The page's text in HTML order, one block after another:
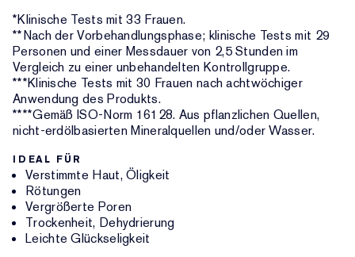
*Klinische Tests mit 33 Frauen.
**Nach der Vorbehandlungsphase; klinische Tests mit 29
Personen und einer Messdauer von 2,5 Stunden im
Vergleich zu einer unbehandelten Kontrollgruppe.
***Klinische Tests mit 30 Frauen nach achtwöchiger
Anwendung des Produkts.
****Gemäß ISO-Norm 16128. Aus pflanzlichen Quellen,
nicht-erdölbasierten Mineralquellen und/oder Wasser.
IDEAL FÜR
Verstimmte Haut, Öligkeit
Rötungen
Vergrößerte Poren
Trockenheit, Dehydrierung
Leichte Glückseligkeit